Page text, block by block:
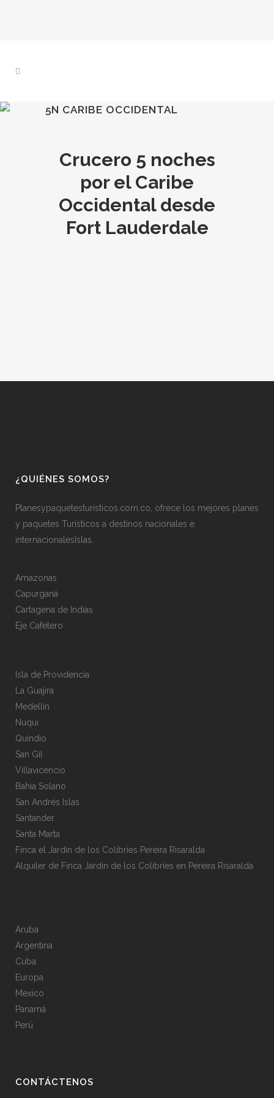
5N CARIBE OCCIDENTAL
Crucero 5 noches
por el Caribe
Occidental desde
Fort Lauderdale
¿QUIÉNES SOMOS?
Planesypaquetesturisticos.com.co, ofrece los mejores planes
y paquetes Turísticos a destinos nacionales e
internacionalesIslas.
Amazonas
Capurganá
Cartagena de Indias
Eje Cafetero
Isla de Providencia
La Guajira
Medellin
Nuqui
Quindio
San Gil
Villavicencio
Bahia Solano
San Andrés Islas
Santander
Santa Marta
Finca el Jardín de los Colibríes Pereira Risaralda
Alquiler de Finca Jardín de los Colibríes en Pereira Risaralda
Aruba
Argentina
Cuba
Europa
Mexico
Panamá
Perú
CONTÁCTENOS